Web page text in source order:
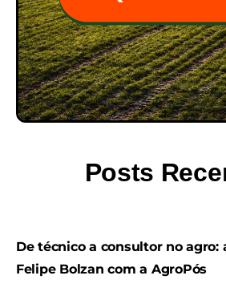
Posts
De técnico a consultor no agro:
Felipe Bolzan com a AgroPós